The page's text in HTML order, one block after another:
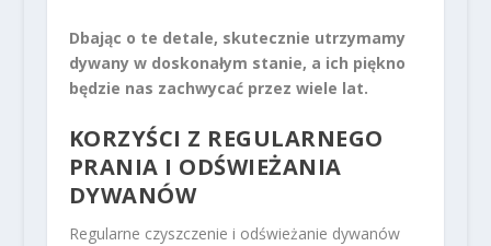
Dbając o te detale, skutecznie utrzymamy
dywany w doskonałym stanie, a ich piękno
będzie nas zachwycać przez wiele lat.
KORZYŚCI Z REGULARNEGO
PRANIA I ODŚWIEŻANIA
DYWANÓW
Regularne czyszczenie i odświeżanie dywanów